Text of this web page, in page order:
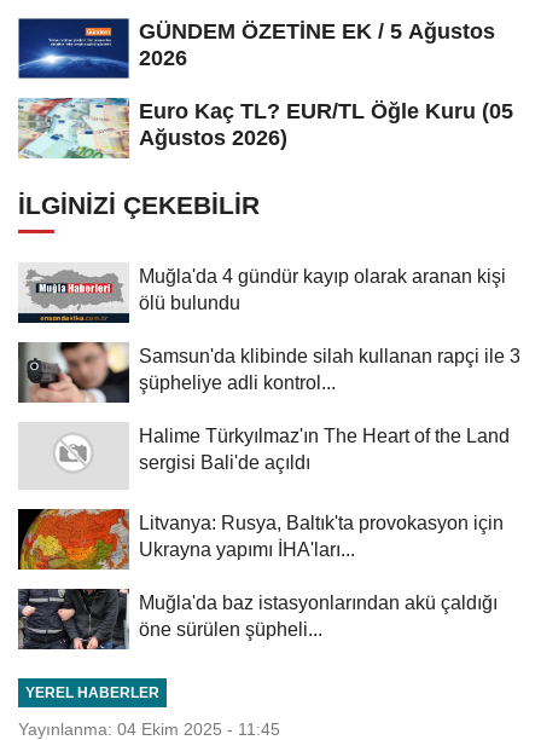
GÜNDEM ÖZETİNE EK / 5 Ağustos
2026
Euro Kaç TL? EUR/TL Öğle Kuru (05
Ağustos 2026)
İLGINIZI ÇEKEBILIR
Muğla'da 4 gündür kayıp olarak aranan kişi
ölü bulundu
Samsun'da klibinde silah kullanan rapçi ile 3
şüpheliye adli kontrol...
Halime Türkyılmaz'ın The Heart of the Land
sergisi Bali'de açıldı
Litvanya: Rusya, Baltık'ta provokasyon için
Ukrayna yapımı İHA'ları...
Muğla'da baz istasyonlarından akü çaldığı
öne sürülen şüpheli...
YEREL HABERLER
Yayınlanma: 04 Ekim 2025 - 11:45